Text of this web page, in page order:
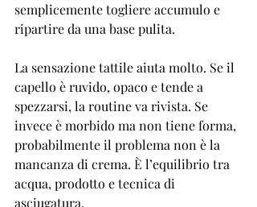
semplicemente togliere accumulo e
ripartire da una base pulita.
La sensazione tattile aiuta molto. Se il
capello è ruvido, opaco e tende a
spezzarsi, la routine va rivista. Se
invece è morbido ma non tiene forma,
probabilmente il problema non è la
mancanza di crema. È l’equilibrio tra
acqua, prodotto e tecnica di
asciugatura.